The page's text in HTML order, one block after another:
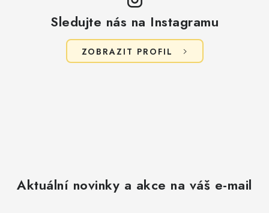
Sledujte nás na Instagramu
ZOBRAZIT PROFIL
Aktuální novinky a akce na váš e-mail